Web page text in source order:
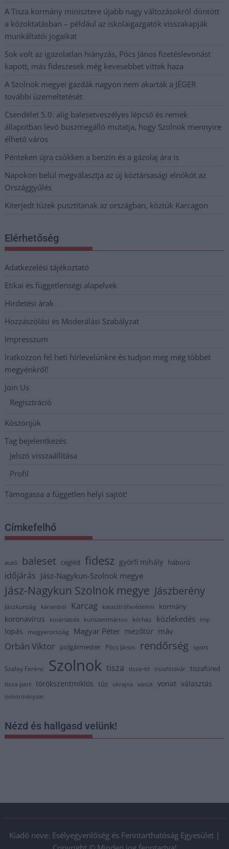
A Tisza kormány minisztere újabb nagy változásokról döntött
a közoktatásban – például az iskolaigazgatók visszakapják
munkáltatói jogaikat
Sok volt az igazolatlan hiányzás, Pócs János fizetéslevonást
kapott, más fideszesek még kevesebbet vittek haza
A Szolnok megyei gazdák nagyon nem akarták a JÉGER
további üzemeltetését
Csendélet 5.0: alig balesetveszélyes lépcső és remek
állapotban levő buszmegálló mutatja, hogy Szolnok mennyire
élhető város
Pénteken újra csökken a benzin és a gázolaj ára is
Napokon belül megválasztja az új köztársasági elnököt az
Országgyűlés
Kiterjedt tüzek pusztítanak az országban, köztük Karcagon
Elérhetőség
Adatkezelési tájékoztató
Etikai és függetlenségi alapelvek
Hirdetési árak
Hozzászólási és Moderálási Szabályzat
Impresszum
Iratkozzon fel heti hírlevelünkre és tudjon meg még többet
megyénkről!
Join Us
Regisztráció
Köszönjük
Tag bejelentkezés
Jelszó visszaállítása
Profil
Támogassa a független helyi sajtót!
Címkefelhő
autó baleset cegléd fidesz györfi mihály háború
időjárás Jász-Nagykun-Szolnok megye
Jász-Nagykun Szolnok megye Jászberény
Jászkunság karambol Karcag katasztrófavédelem kormány
koronavírus kosárlabda kunszentmárton kórház közlekedés lmp
lopás magyarország Magyar Péter mezőtúr máv
Orbán Viktor polgármester Pócs János rendőrség sport
Szalay Ferenc Szolnok tisza tisza-tó tiszaföldvár tiszafüred
tisza part törökszentmiklós tűz ukrajna vasút vonat választás
önkormányzat
Nézd és hallgasd velünk!
Kiadó neve: Esélyegyenlőség és Fenntarthatóság Egyesület |